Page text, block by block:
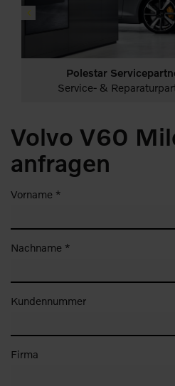
Leistungen Startseite
Polestar
Service- &
Volvo V60
anfragen
Vorname *
Nachname *
Kundennummer
Firma